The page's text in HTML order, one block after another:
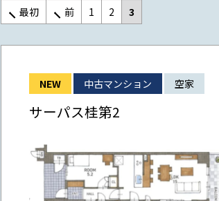
最初
前 1 2 3
NEW 中古マンション 空家
サーパス桂第2